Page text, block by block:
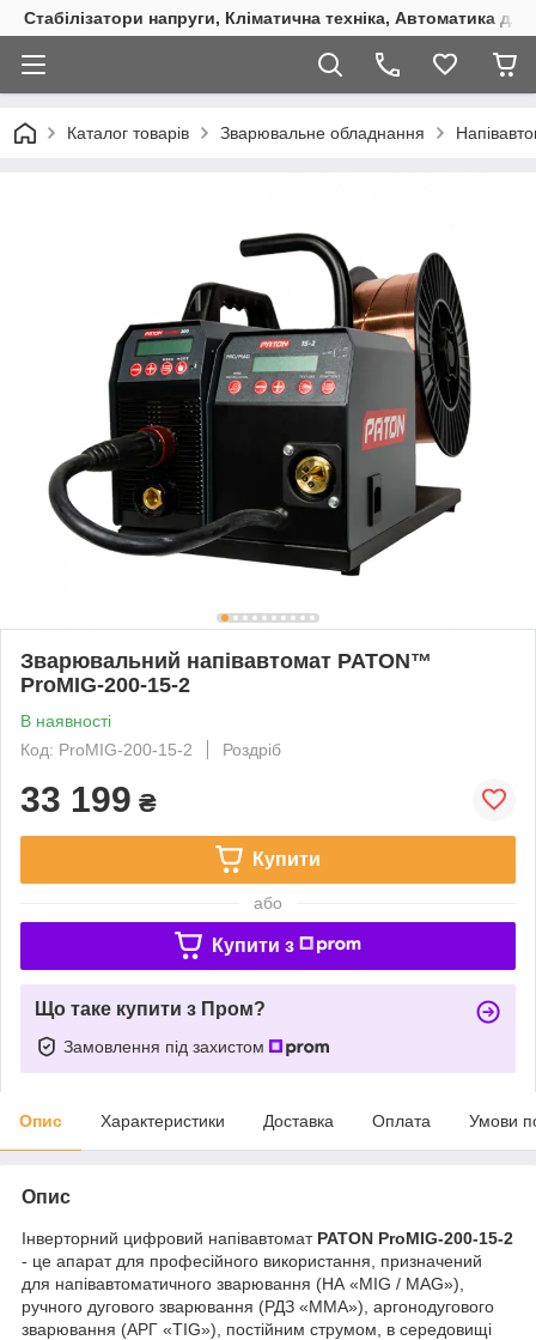
Стабілізатори напруги, Кліматична техніка, Автоматика
Каталог товарів Зварювальне обладнання
Зварювальний напівавтомат PATON™
ProMIG-200-15-2
В наявності
Код: ProMIG-200-15-2
Роздріб
33 199 ₴
Купити
або
Купити з
Що таке купити з Пром?
Замовлення під захистом
Опис Характеристики Доставка Оплата Умови
Опис
Інверторний цифровий напівавтомат PATON ProMIG-200-15-2
- це апарат для професійного використання, призначений
для напівавтоматичного зварювання (НА «MIG / MAG»),
ручного дугового зварювання (РДЗ «MMA»), аргонодугового
зварювання (АРГ «TIG»), постійним струмом, в середовищі